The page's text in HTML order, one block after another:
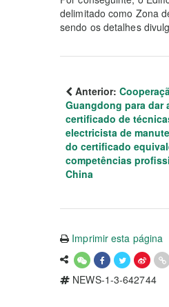
delimitado como Zona
sendo os detalhes
Anterior:
Guangdong para dar
certificado de
electricista de
do certificado
competências
China
Imprimir esta página
NEWS-1-3-642744